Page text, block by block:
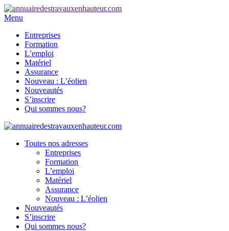
Menu
Entreprises
Formation
L’emploi
Matériel
Assurance
Nouveau : L’éolien
Nouveautés
S’inscrire
Qui sommes nous?
Toutes nos adresses
Entreprises
Formation
L’emploi
Matériel
Assurance
Nouveau : L’éolien
Nouveautés
S’inscrire
Qui sommes nous?